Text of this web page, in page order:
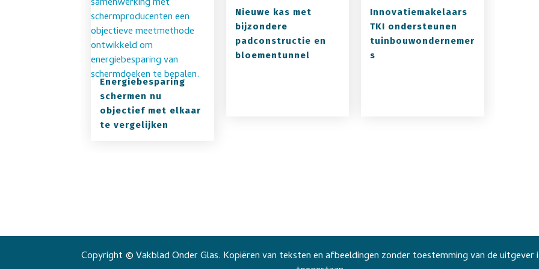
Energiebesparing
schermen nu
objectief met elkaar
te vergelijken
Nieuwe kas met
bijzondere
padconstructie en
bloementunnel
Innovatiemakelaars
TKI ondersteunen
tuinbouwondernemer
s
Copyright © Vakblad Onder Glas. Kopiëren van teksten en afbeeldingen zonder toestemming van de uitgever